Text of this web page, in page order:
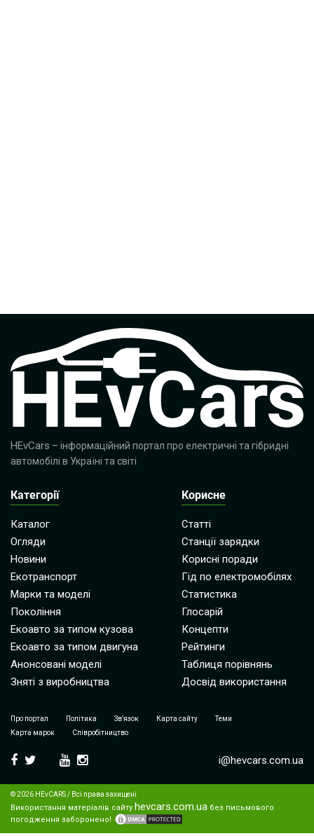
HEvCars – інформаційний портал про електричні та гібридні
автомобілі в Україні та світі
Категорії
Каталог
Огляди
Новини
Екотранспорт
Марки та моделі
Покоління
Екоавто за типом кузова
Екоавто за типом двигуна
Анонсовані моделі
Зняті з виробництва
Корисне
Статті
Станції зарядки
Корисні поради
Гід по електромобілях
Статистика
Глосарій
Концепти
Рейтинги
Таблиця порівнянь
Досвід використання
Про портал Політика Зв’язок Карта сайту
Теми
Карта марок
Співробітництво
i@hevcars.com.ua
© 2026 HEvCARS / Всі права захищені
Використання матеріалів сайту hevcars.com.ua без письмового
погодження заборонено!